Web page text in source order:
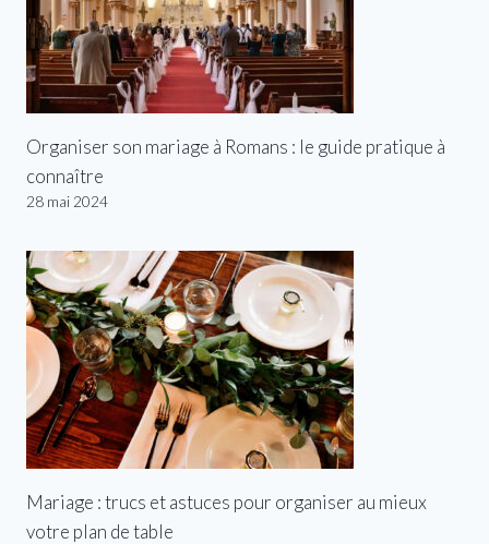
Organiser son mariage à Romans : le guide pratique à
connaître
28 mai 2024
Mariage : trucs et astuces pour organiser au mieux
votre plan de table